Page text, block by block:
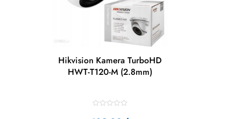
Hikvision Kamera TurboHD
HWT-T120-M (2.8mm)